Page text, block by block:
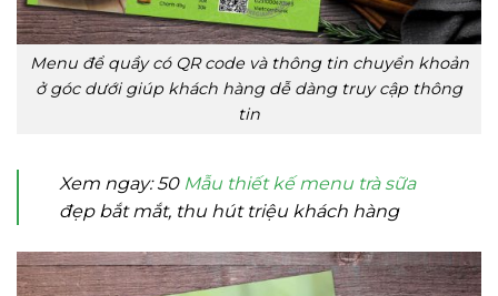
Menu để quầy có QR code và thông tin chuyển khoản
ở góc dưới giúp khách hàng dễ dàng truy cập thông
tin
Xem ngay: 50 Mẫu thiết kế menu trà sữa
đẹp bắt mắt, thu hút triệu khách hàng